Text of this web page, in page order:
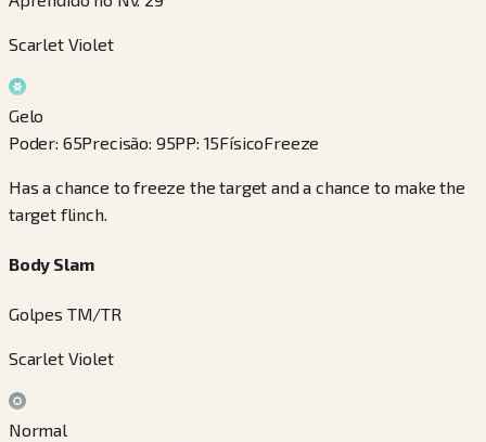
Scarlet Violet
Gelo
Poder: 65Precisão: 95PP: 15FísicoFreeze
Has a chance to freeze the target and a chance to make the
target flinch.
Body Slam
Golpes TM/TR
Scarlet Violet
Normal